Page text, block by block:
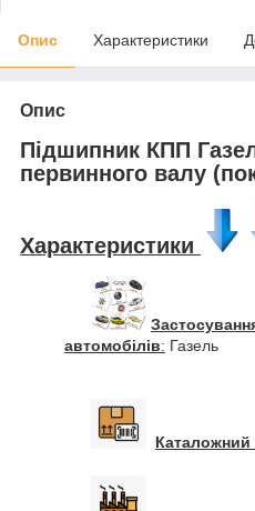
Опис Характеристики
Опис
Підшипник КПП
первинного валу
Характеристики
автомобілів: Газель